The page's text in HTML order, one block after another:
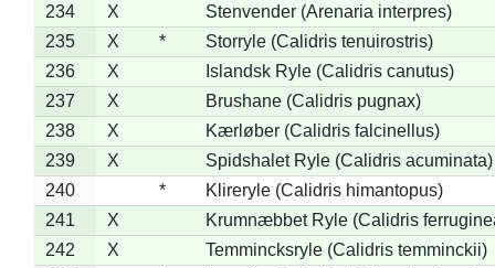
234 X
Stenvender (Arenaria interpres)
235
X *
Storryle (Calidris tenuirostris)
236
X
Islandsk Ryle (Calidris canutus)
237
X
Brushane (Calidris pugnax)
238
X
Kærløber (Calidris falcinellus)
239
X
Spidshalet Ryle (Calidris acuminata)
240
*
Klireryle (Calidris himantopus)
241
X
Krumnæbbet Ryle (Calidris
242
X
Temmincksryle (Calidris temminckii)